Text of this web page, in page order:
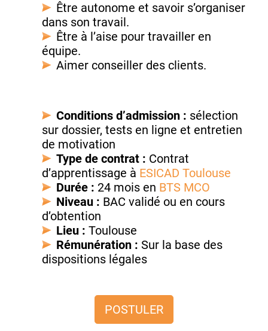
Être autonome et savoir s’organiser
dans son travail.
Être à l’aise pour travailler en
équipe.
Aimer conseiller des clients.
Conditions d’admission : sélection
sur dossier, tests en ligne et entretien
de motivation
Type de contrat : Contrat
d’apprentissage à ESICAD Toulouse
Durée : 24 mois en BTS MCO
Niveau : BAC validé ou en cours
d’obtention
Lieu : Toulouse
Rémunération : Sur la base des
dispositions légales
POSTULER